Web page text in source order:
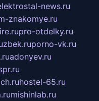
news.ru
znakomye.ru
pro-otdelky.ru
porno-vk.ru
adonyev.ru
hostel-65.ru
mishinlab.ru